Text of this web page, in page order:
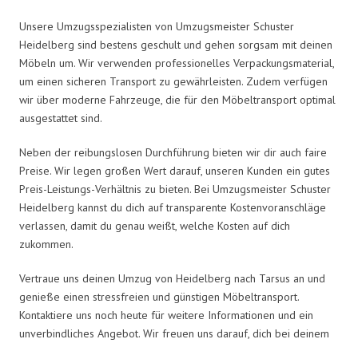
Unsere Umzugsspezialisten von Umzugsmeister Schuster
Heidelberg sind bestens geschult und gehen sorgsam mit deinen
Möbeln um. Wir verwenden professionelles Verpackungsmaterial,
um einen sicheren Transport zu gewährleisten. Zudem verfügen
wir über moderne Fahrzeuge, die für den Möbeltransport optimal
ausgestattet sind.
Neben der reibungslosen Durchführung bieten wir dir auch faire
Preise. Wir legen großen Wert darauf, unseren Kunden ein gutes
Preis-Leistungs-Verhältnis zu bieten. Bei Umzugsmeister Schuster
Heidelberg kannst du dich auf transparente Kostenvoranschläge
verlassen, damit du genau weißt, welche Kosten auf dich
zukommen.
Vertraue uns deinen Umzug von Heidelberg nach Tarsus an und
genieße einen stressfreien und günstigen Möbeltransport.
Kontaktiere uns noch heute für weitere Informationen und ein
unverbindliches Angebot. Wir freuen uns darauf, dich bei deinem